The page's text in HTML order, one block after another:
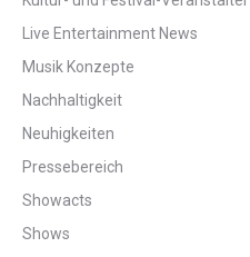
Live Entertainment News
Musik Konzepte
Nachhaltigkeit
Neuhigkeiten
Pressebereich
Showacts
Shows